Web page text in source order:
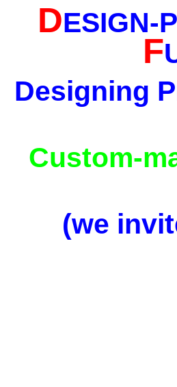
DESIGN-
F
Designing
Custom-
(we